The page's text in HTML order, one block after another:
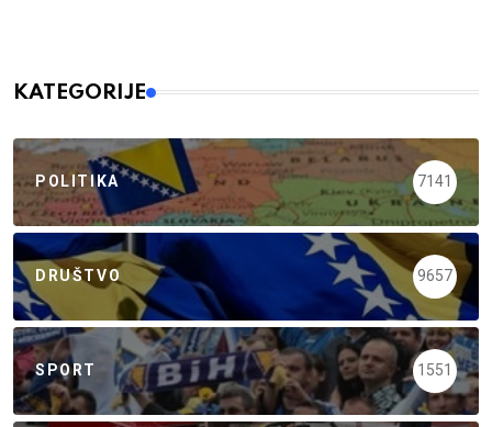
KATEGORIJE
POLITIKA 7141
DRUŠTVO 9657
SPORT 1551